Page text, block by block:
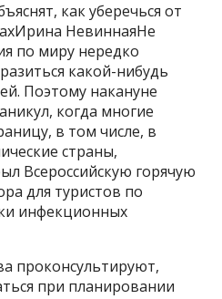
как уберечься от
НевиннаяНе
по миру нередко
какой-нибудь
Поэтому накануне
когда многие
в том числе, в
страны,
Всероссийскую горячую
для туристов по
инфекционных
проконсультируют,
при планировании